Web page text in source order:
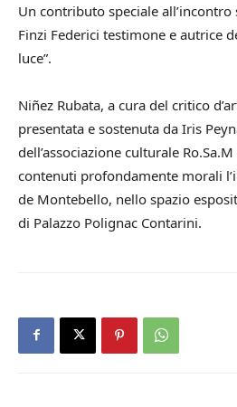
Un contributo speciale
Finzi Federici testimone e autrice
luce”.
Niñez Rubata, a cura del critico
presentata e sostenuta da Iris
dell’associazione culturale
contenuti profondamente morali
de Montebello, nello spazio
di Palazzo Polignac Contarini.